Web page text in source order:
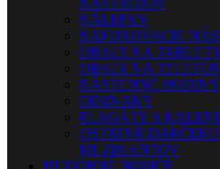
NÁSTROJOV
NÁLEPKY
NAFUKOVACIE
OBALY NA
OBALY NA
NÁSTENNÉ
ODZNAKY
PLAGÁTY A
OSTATNÉ
MUZIKANTOV
HUDOBNÉ NOSIČE